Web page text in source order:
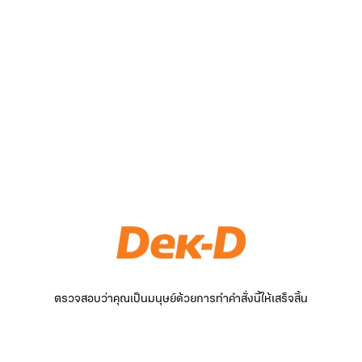
ตรวจสอบว่าคุณเป็นมนุษย์ด้วยการทำคำสั่งนี้ให้เสร็จสิ้น